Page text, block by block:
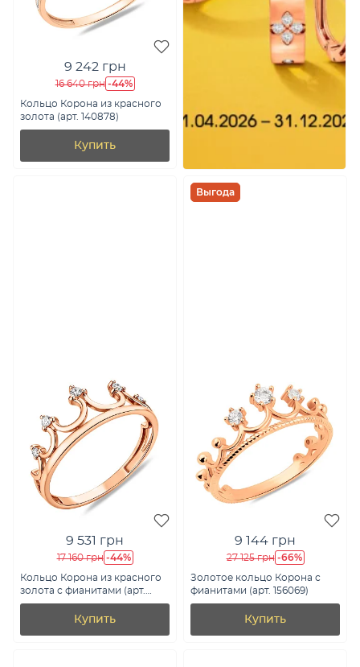
9 242 грн
16 640 грн -44%
Кольцо Корона из красного
золота (арт. 140878)
Купить
9 531 грн
17 160 грн -44%
Кольцо Корона из красного
золота с фианитами (арт.
140791)
Купить
Выгода
9 144 грн
27 125 грн -66%
Золотое кольцо Корона с
фианитами (арт. 156069)
Купить